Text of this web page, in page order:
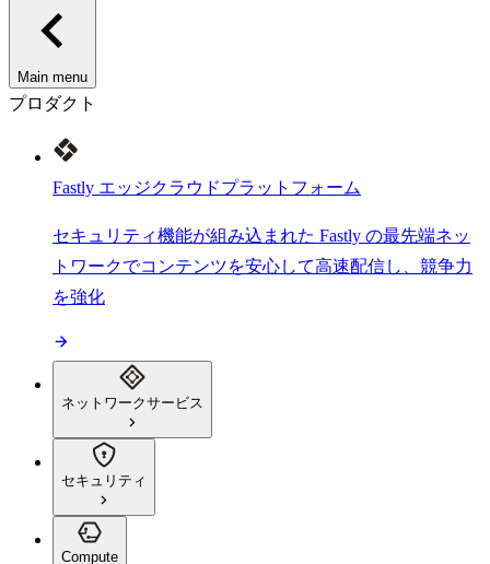
Main menu
プロダクト
Fastly エッジクラウドプラットフォーム
セキュリティ機能が組み込まれた Fastly の最先端ネッ
トワークでコンテンツを安心して高速配信し、競争力
を強化
ネットワークサービス
セキュリティ
Compute